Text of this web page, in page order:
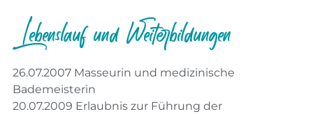
Lebenslauf und Weiterbildungen
26.07.2007 Masseurin und medizinische
Bademeisterin
20.07.2009 Erlaubnis zur Führung der